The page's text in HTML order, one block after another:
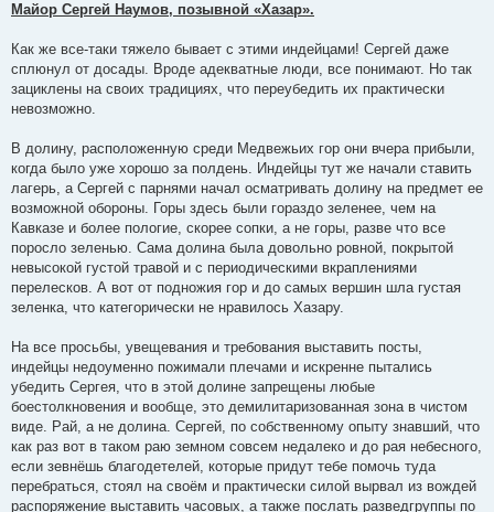
Майор Сергей Наумов, позывной «Хазар».
Как же все-таки тяжело бывает с этими индейцами! Сергей даже
сплюнул от досады. Вроде адекватные люди, все понимают. Но так
зациклены на своих традициях, что переубедить их практически
невозможно.
В долину, расположенную среди Медвежьих гор они вчера прибыли,
когда было уже хорошо за полдень. Индейцы тут же начали ставить
лагерь, а Сергей с парнями начал осматривать долину на предмет ее
возможной обороны. Горы здесь были гораздо зеленее, чем на
Кавказе и более пологие, скорее сопки, а не горы, разве что все
поросло зеленью. Сама долина была довольно ровной, покрытой
невысокой густой травой и с периодическими вкраплениями
перелесков. А вот от подножия гор и до самых вершин шла густая
зеленка, что категорически не нравилось Хазару.
На все просьбы, увещевания и требования выставить посты,
индейцы недоуменно пожимали плечами и искренне пытались
убедить Сергея, что в этой долине запрещены любые
боестолкновения и вообще, это демилитаризованная зона в чистом
виде. Рай, а не долина. Сергей, по собственному опыту знавший, что
как раз вот в таком раю земном совсем недалеко и до рая небесного,
если зевнёшь благодетелей, которые придут тебе помочь туда
перебраться, стоял на своём и практически силой вырвал из вождей
распоряжение выставить часовых, а также послать разведгруппы по